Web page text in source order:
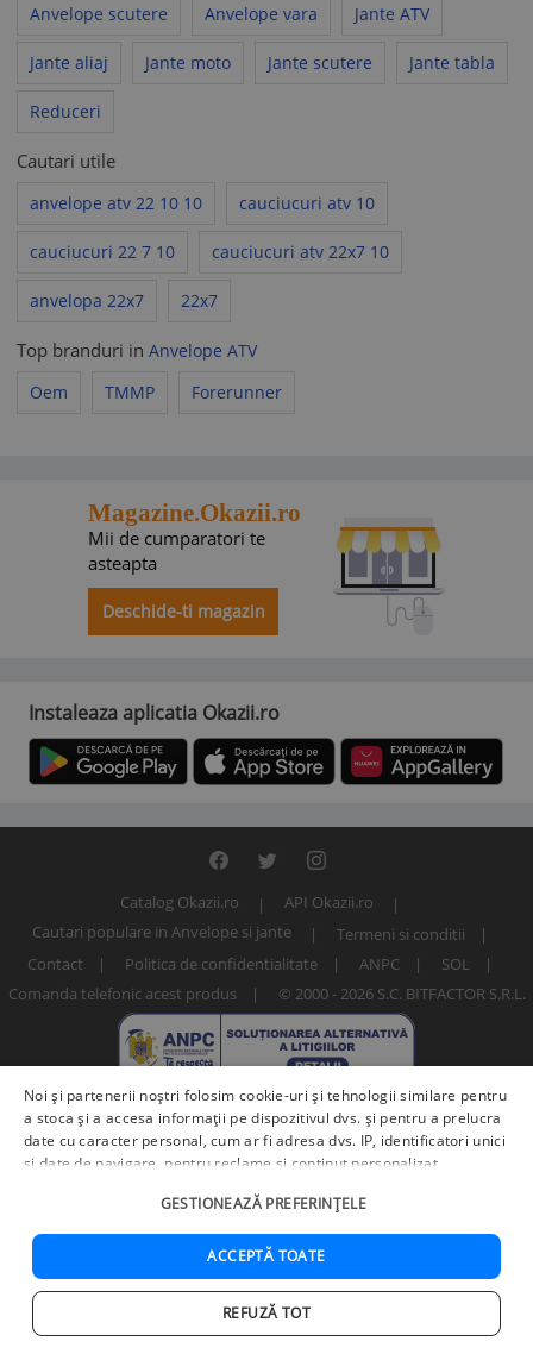
Acasa Cautare Cos Favorite Contul meu
Anvelope scutere Anvelope vara Jante ATV
Jante aliaj Jante moto Jante scutere Jante tabla
Reduceri
Cautari utile
anvelope atv 22 10 10 cauciucuri atv 10
cauciucuri 22 7 10 cauciucuri atv 22x7 10
anvelopa 22x7 22x7
Top branduri in Anvelope ATV
Oem
TMMP Forerunner
Magazine.Okazii.ro
Mii de cumparatori te
asteapta
Deschide-ti magazin
Instaleaza aplicatia Okazii.ro
Catalog Okazii.ro
API Okazii.ro
Cautari populare in Anvelope si jante
Termeni si conditii
Contact
Politica de confidentialitate ANPC
SOL
Comanda telefonic acest produs
© 2000 - 2026 S.C. BITFACTOR S.R.L.
Numar articol: 202862484 / 3787
Noi și partenerii noștri folosim cookie-uri și tehnologii similare pentru
a stoca și a accesa informații pe dispozitivul dvs. și pentru a prelucra
date cu caracter personal, cum ar fi adresa dvs. IP, identificatori unici
și date de navigare, pentru reclame și conținut personalizat,
îmbunătățirea serviciilor.Furnizori terți (225)pot, de asemenea,
prelucra datele dvs. în aceste și alte scopuri, inclusiv folosind date
precise de geolocalizare și caracteristici ale dispozitivului. Opțiunile
dvs. se aplică doar acestui site web. Unii furnizori se pot baza pe
interes legitim în loc de consimțământ; aveți dreptul să vă opuneți în
. Vă puteți retrage consimțământul în orice
GESTIONEAZĂ PREFERINȚELE
ACCEPTĂ TOATE
REFUZĂ TOT